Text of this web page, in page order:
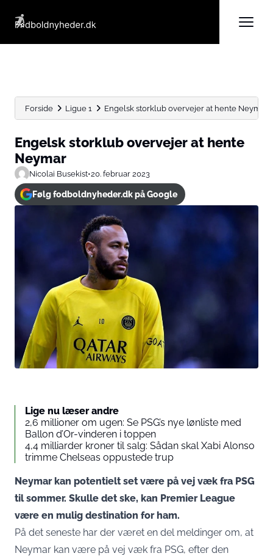
Forside Ligue 1 Engelsk storklub overvejer at hente Neymar
Engelsk storklub overvejer at hente
Neymar
Nicolai Busekist•20. februar 2023
Følg fodboldnyheder.dk på Google
Lige nu læser andre
2,6 millioner om ugen: Se PSG’s nye lønliste med
Ballon d’Or-vinderen i toppen
4,4 milliarder kroner til salg: Sådan skal Xabi Alonso
trimme Chelseas oppustede trup
Neymar kan potentielt set være på vej væk fra PSG
til sommer. Skulle det ske, kan Premier League
være en mulig destination for ham.
På det seneste har der været en del meldinger om, at
Neymar kan være på vej væk fra PSG, efter den